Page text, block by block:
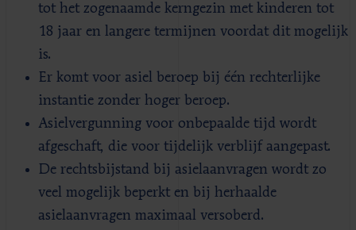
tot het zogenaamde kerngezin met kinderen tot
18 jaar en langere termijnen voordat dit mogelijk
is.
Er komt voor asiel beroep bij één rechterlijke
instantie zonder hoger beroep.
Asielvergunning voor onbepaalde tijd wordt
afgeschaft, die voor tijdelijk verblijf aangepast.
De rechtsbijstand bij asielaanvragen wordt zo
veel mogelijk beperkt en bij herhaalde
asielaanvragen maximaal versoberd.